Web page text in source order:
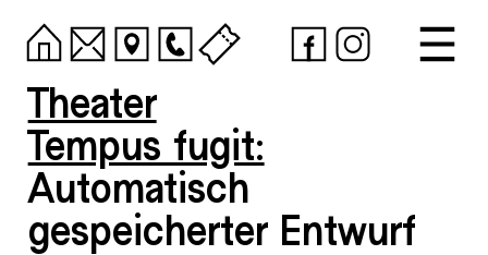
Theater
Tempus fugit:
Automatisch
gespeicherter Entwurf